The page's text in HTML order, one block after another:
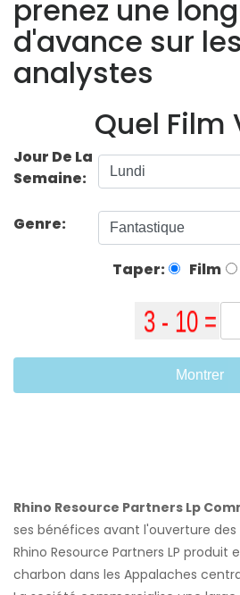
prenez une
d'avance sur les
analystes
Quel Film
Jour De La
Semaine:
Genre:
Taper: Film
Montrer
Rhino Resource Partners Lp
ses bénéfices avant l'ouverture
Rhino Resource Partners LP
charbon dans les Appalaches